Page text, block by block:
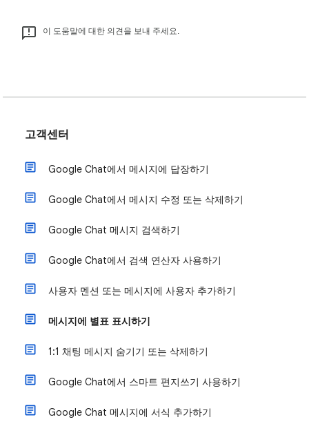
이 도움말에 대한 의견을 보내 주세요.
고객센터
Google Chat에서 메시지에 답장하기
Google Chat에서 메시지 수정 또는 삭제하기
Google Chat 메시지 검색하기
Google Chat에서 검색 연산자 사용하기
사용자 멘션 또는 메시지에 사용자 추가하기
메시지에 별표 표시하기
1:1 채팅 메시지 숨기기 또는 삭제하기
Google Chat에서 스마트 편지쓰기 사용하기
Google Chat 메시지에 서식 추가하기